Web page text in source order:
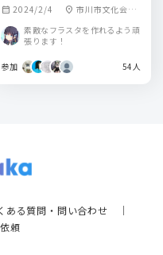
calendar_month 2024/2/4 location_on 市川市文化会館
大ホール
素敵なフラスタを作れるよう頑
張ります！
参加 54人
ある質問・問い合わせ ｜
頼